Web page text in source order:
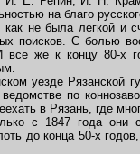
на благо
не была легкой и
поисков. С болью
все же к концу 80-
уезде Рязанской
по
в Рязань, где
с 1847 года они
до конца 50-х